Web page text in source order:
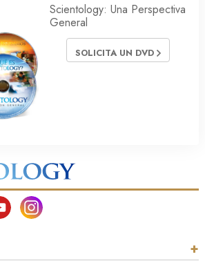
Scientology: Una Perspectiva
General
SOLICITA UN DVD